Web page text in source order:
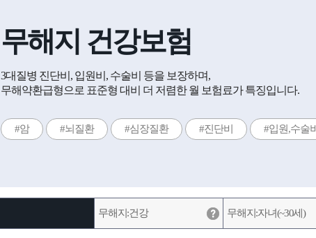
무해지 건강보험
3대질병 진단비, 입원비, 수술비 등을 보장하며,
무해약환급형으로 표준형 대비 더 저렴한 월 보험료가 특징입니다.
#암 #뇌질환 #심장질환 #진단비 #입원,수술비
무해지:건강 무해지:자녀(~30세)